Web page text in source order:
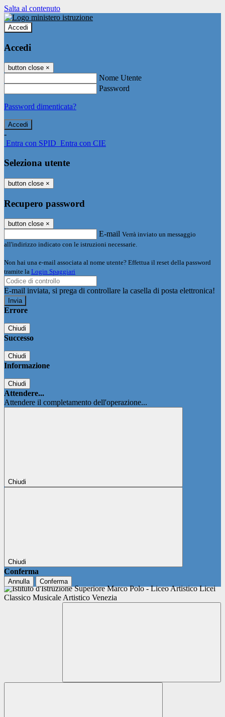
Salta al contenuto
Accedi
Accedi
button close ×
Nome Utente
Password
Password dimenticata?
-
Entra con SPID Entra con CIE
Seleziona utente
button close ×
Recupero password
button close ×
E-mail Verrà inviato un messaggio
all'indirizzo indicato con le istruzioni necessarie.
Non hai una e-mail associata al nome utente? Effettua il reset della password
tramite la Login Spaggiari
E-mail inviata, si prega di controllare la casella di posta elettronica!
Errore
Chiudi
Successo
Chiudi
Informazione
Chiudi
Attendere...
Attendere il completamento dell'operazione...
Chiudi
Chiudi
Conferma
Annulla Conferma